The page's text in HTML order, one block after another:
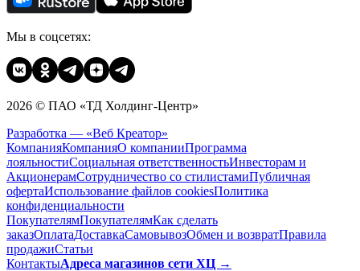
Мы в соцсетях:
2026 © ПАО «ТД Холдинг-Центр»
Разработка — «Веб Креатор»
КомпанияКомпанияО компанииПрограмма
лояльностиСоциальная ответственностьИнвесторам и
АкционерамСотрудничество со стилистамиПубличная
офертаИспользование файлов cookiesПолитика
конфиденциальности
ПокупателямПокупателямКак сделать
заказОплатаДоставкаCамовывозОбмен и возвратПравила
продажиСтатьи
КонтактыАдреса магазинов сети ХЦ →